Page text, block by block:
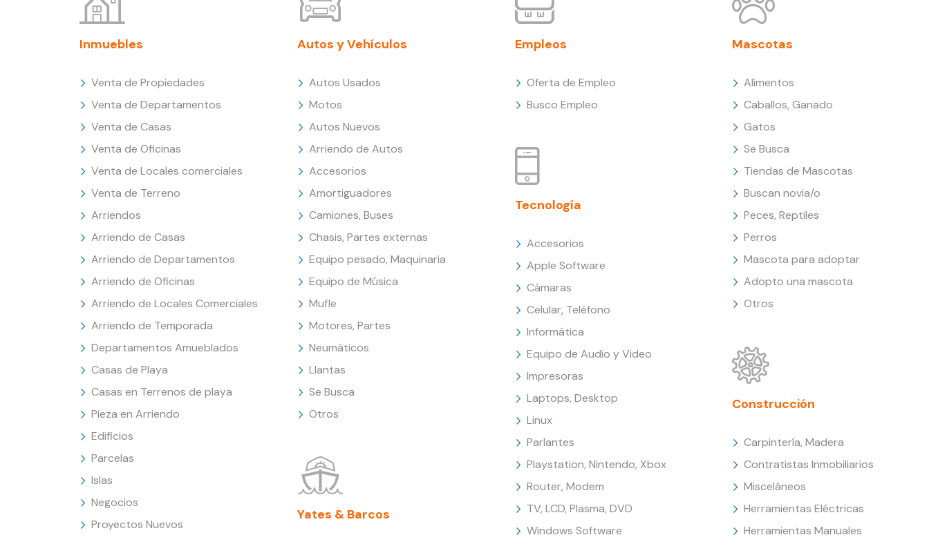
Inmuebles
Venta de Propiedades
Venta de Departamentos
Venta de Casas
Venta de Oficinas
Venta de Locales comerciales
Venta de Terreno
Arriendos
Arriendo de Casas
Arriendo de Departamentos
Arriendo de Oficinas
Arriendo de Locales Comerciales
Arriendo de Temporada
Departamentos Amueblados
Casas de Playa
Casas en Terrenos de playa
Pieza en Arriendo
Edificios
Parcelas
Islas
Negocios
Proyectos Nuevos
Autos y Vehículos
Autos Usados
Motos
Autos Nuevos
Arriendo de Autos
Accesorios
Amortiguadores
Camiones, Buses
Chasis, Partes externas
Equipo pesado, Maquinaria
Equipo de Música
Mufle
Motores, Partes
Neumáticos
Llantas
Se Busca
Otros
Yates & Barcos
Empleos
Oferta de Empleo
Busco Empleo
Tecnología
Accesorios
Apple Software
Cámaras
Celular, Teléfono
Informática
Equipo de Audio y Video
Impresoras
Laptops, Desktop
Linux
Parlantes
Playstation, Nintendo, Xbox
Router, Modem
TV, LCD, Plasma, DVD
Windows Software
Mascotas
Alimentos
Caballos, Ganado
Gatos
Se Busca
Tiendas de Mascotas
Buscan novia/o
Peces, Reptiles
Perros
Mascota para adoptar
Adopto una mascota
Otros
Construcción
Carpintería, Madera
Contratistas Inmobiliarios
Misceláneos
Herramientas Eléctricas
Herramientas Manuales